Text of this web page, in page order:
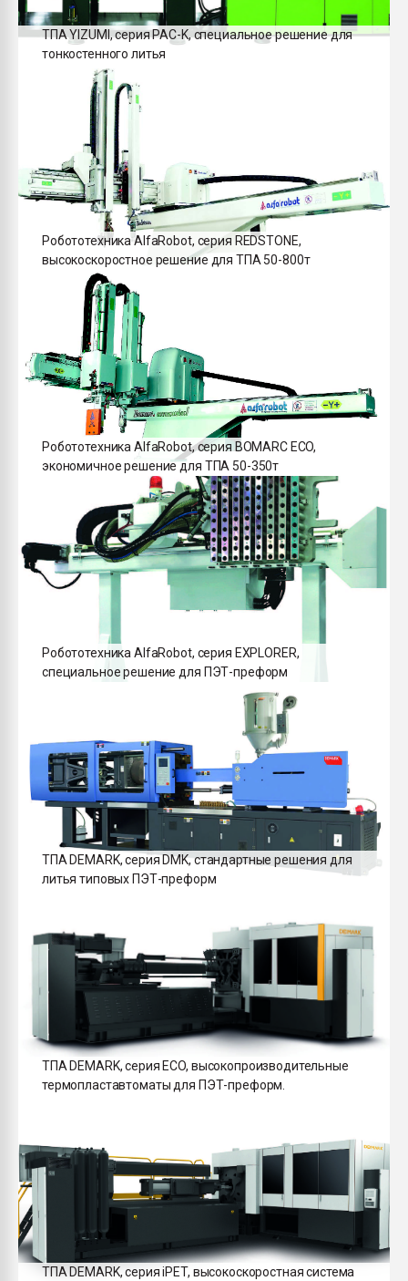
ТПА YIZUMI, серия PAC-K, специальное решение для
тонкостенного литья
Робототехника AlfaRobot, серия REDSTONE,
высокоскоростное решение для ТПА 50-800т
Робототехника AlfaRobot, серия BOMARC ECO,
экономичное решение для ТПА 50-350т
Робототехника AlfaRobot, серия EXPLORER,
специальное решение для ПЭТ-преформ
ТПА DEMARK, серия DMK, стандартные решения для
литья типовых ПЭТ-преформ
ТПА DEMARK, серия ECO, высокопроизводительные
термопластавтоматы для ПЭТ-преформ.
ТПА DEMARK, серия iPET, высокоскоростная система